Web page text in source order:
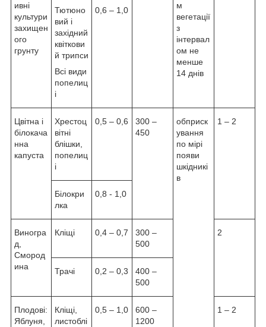
ивні
культури
захищен
ого
грунту
м
вегетації
з
інтервал
ом не
менше
14 днів
Тютюно
вий і
західний
квіткови
й трипси
Всі види
попелиц
і
0,6 – 1,0
Цвітна і
білокача
нна
капуста
Хрестоц
вітні
блішки,
попелиц
і
0,5 – 0,6
300 –
450
обприск
ування
по мірі
появи
шкідникі
в
1 – 2
Білокри
лка
0,8 - 1,0
Виногра
д,
Смород
ина
Кліщі 0,4 – 0,7
300 –
500
2
Трачі 0,2 – 0,3
400 –
500
Плодові:
Яблуня,
Кліщі,
листоблі
0,5 – 1,0
600 –
1200
1 – 2